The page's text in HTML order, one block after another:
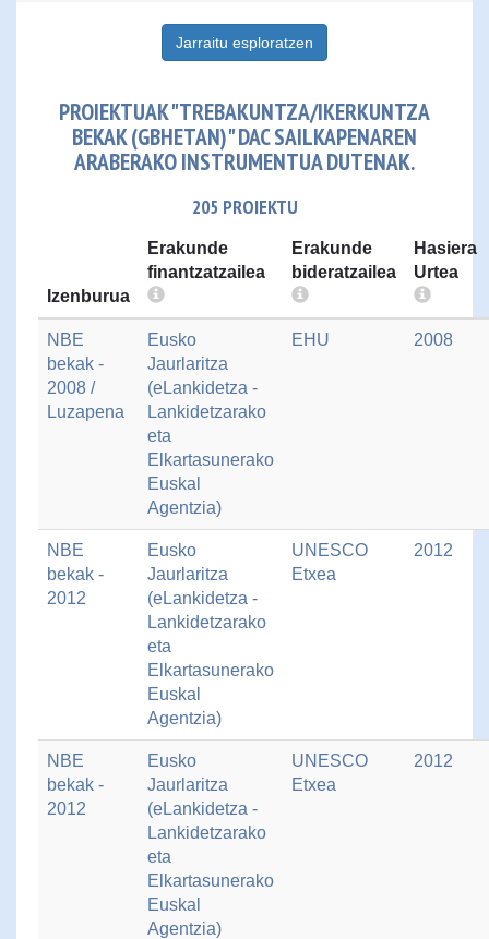
Jarraitu esploratzen
PROIEKTUAK "TREBAKUNTZA/IKERKUNTZA
BEKAK (GBHETAN)" DAC SAILKAPENAREN
ARABERAKO INSTRUMENTUA DUTENAK.
205 PROIEKTU
Izenburua
Erakunde
finantzatzailea
Erakunde
bideratzailea
Hasiera
Urtea
NBE
bekak -
2008 /
Luzapena
Eusko
Jaurlaritza
(eLankidetza -
Lankidetzarako
eta
Elkartasunerako
Euskal
Agentzia)
EHU 2008
NBE
bekak -
2012
Eusko
Jaurlaritza
(eLankidetza -
Lankidetzarako
eta
Elkartasunerako
Euskal
Agentzia)
UNESCO
Etxea
2012
NBE
bekak -
2012
Eusko
Jaurlaritza
(eLankidetza -
Lankidetzarako
eta
Elkartasunerako
Euskal
Agentzia)
UNESCO
Etxea
2012